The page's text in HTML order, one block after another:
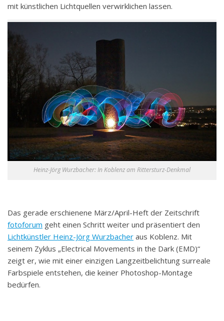
mit künstlichen Lichtquellen verwirklichen lassen.
Heinz-Jörg Wurzbacher: In Koblenz am Rittersturz-Denkmal
Das gerade erschienene März/April-Heft der Zeitschrift
fotoforum geht einen Schritt weiter und präsentiert den
Lichtkünstler Heinz-Jörg Wurzbacher aus Koblenz. Mit
seinem Zyklus „Electrical Movements in the Dark (EMD)“
zeigt er, wie mit einer einzigen Langzeitbelichtung surreale
Farbspiele entstehen, die keiner Photoshop-Montage
bedürfen.